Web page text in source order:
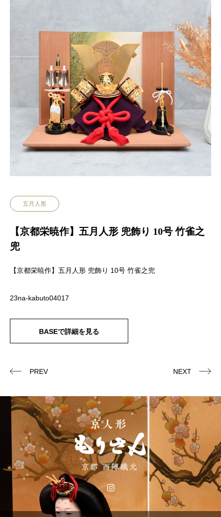
五月人形
【京都栄暁作】五月人形 兜飾り 10号 竹雀之
兜
【京都栄暁作】五月人形 兜飾り 10号 竹雀之兜
23na-kabuto04017
BASEで詳細を見る
PREV NEXT